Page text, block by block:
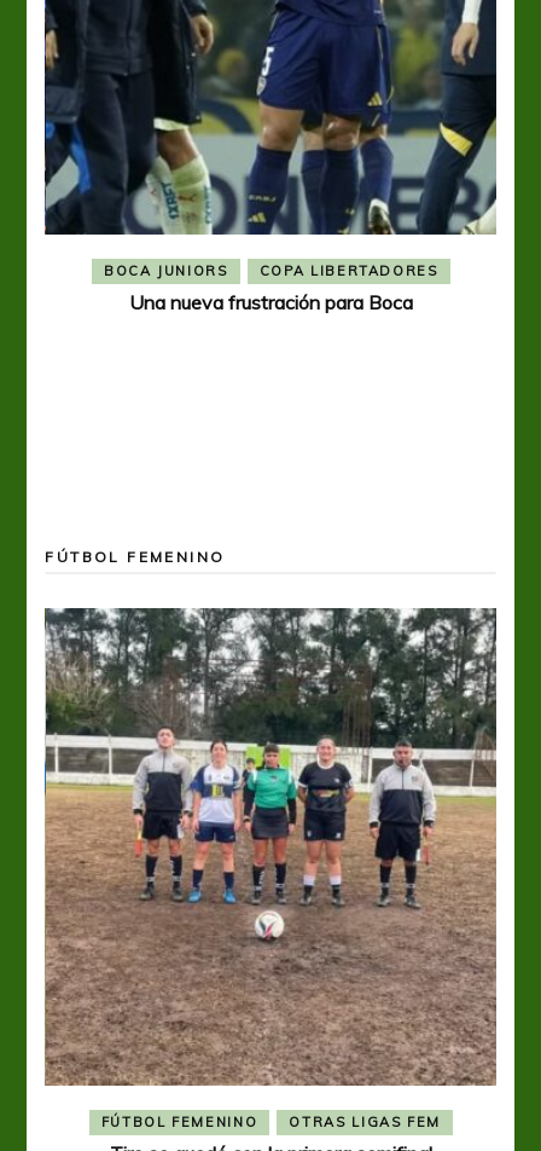
BOCA JUNIORS COPA LIBERTADORES
Una nueva frustración para Boca
FÚTBOL FEMENINO
FÚTBOL FEMENINO OTRAS LIGAS FEM